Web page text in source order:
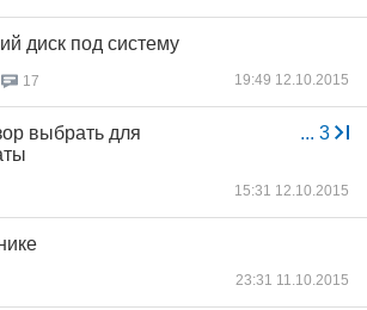
диск под систему
17 19:49 12.10.2015
... 3
выбрать для
15:31 12.10.2015
23:31 11.10.2015